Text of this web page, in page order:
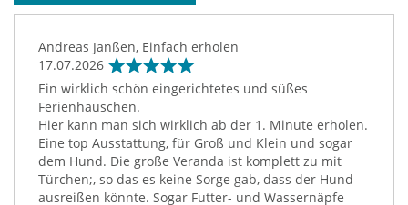
Andreas Janßen, Einfach erholen
17.07.2026
Ein wirklich schön eingerichtetes und süßes
Ferienhäuschen.
Hier kann man sich wirklich ab der 1. Minute erholen.
Eine top Ausstattung, für Groß und Klein und sogar
dem Hund. Die große Veranda ist komplett zu mit
Türchen;, so das es keine Sorge gab, dass der Hund
ausreißen könnte. Sogar Futter- und Wassernäpfe